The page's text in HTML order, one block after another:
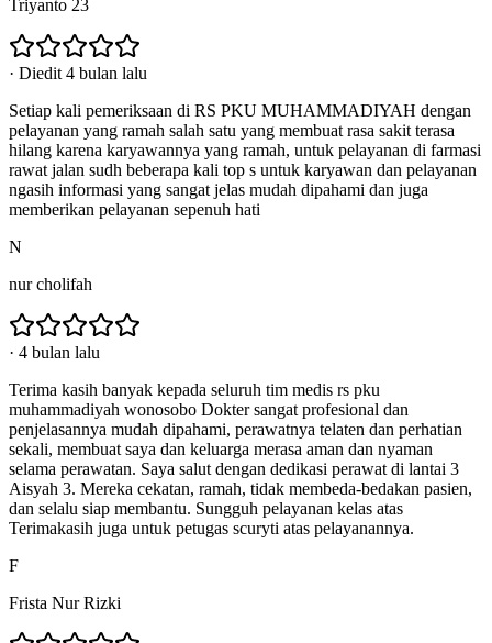
Triyanto 23
· Diedit 4 bulan lalu
Setiap kali pemeriksaan di RS PKU MUHAMMADIYAH dengan
pelayanan yang ramah salah satu yang membuat rasa sakit terasa
hilang karena karyawannya yang ramah, untuk pelayanan di farmasi
rawat jalan sudh beberapa kali top s untuk karyawan dan pelayanan
ngasih informasi yang sangat jelas mudah dipahami dan juga
memberikan pelayanan sepenuh hati
N
nur cholifah
· 4 bulan lalu
Terima kasih banyak kepada seluruh tim medis rs pku
muhammadiyah wonosobo Dokter sangat profesional dan
penjelasannya mudah dipahami, perawatnya telaten dan perhatian
sekali, membuat saya dan keluarga merasa aman dan nyaman
selama perawatan. Saya salut dengan dedikasi perawat di lantai 3
Aisyah 3. Mereka cekatan, ramah, tidak membeda-bedakan pasien,
dan selalu siap membantu. Sungguh pelayanan kelas atas
Terimakasih juga untuk petugas scuryti atas pelayanannya.
F
Frista Nur Rizki